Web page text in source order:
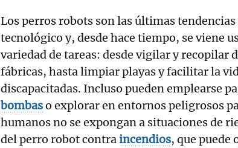
Los perros robots son las últimas tendencias
tecnológico y, desde hace tiempo, se viene
variedad de tareas: desde vigilar y recopilar
fábricas, hasta limpiar playas y facilitar la
discapacitadas. Incluso pueden emplearse
bombaso explorar en entornos peligrosos
humanos no se expongan a situaciones de
del perro robot contraincendios, que puede